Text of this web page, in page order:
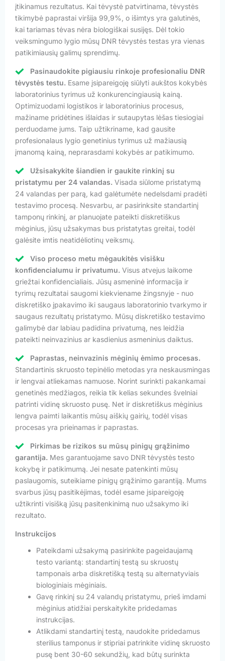
įtikinamus rezultatus. Kai tėvystė patvirtinama, tėvystės
tikimybė paprastai viršija 99,9%, o išimtys yra galutinės,
kai tariamas tėvas nėra biologiškai susijęs. Dėl tokio
veiksmingumo lygio mūsų DNR tėvystės testas yra vienas
patikimiausių galimų sprendimų.
Pasinaudokite pigiausiu rinkoje profesionaliu DNR
tėvystės testu. Esame įsipareigoję siūlyti aukštos kokybės
laboratorinius tyrimus už konkurencingiausią kainą.
Optimizuodami logistikos ir laboratorinius procesus,
mažiname pridėtines išlaidas ir sutaupytas lėšas tiesiogiai
perduodame jums. Taip užtikriname, kad gausite
profesionalaus lygio genetinius tyrimus už mažiausią
įmanomą kainą, neprarasdami kokybės ar patikimumo.
Užsisakykite šiandien ir gaukite rinkinį su
pristatymu per 24 valandas. Visada siūlome pristatymą
24 valandas per parą, kad galėtumėte nedelsdami pradėti
testavimo procesą. Nesvarbu, ar pasirinksite standartinį
tamponų rinkinį, ar planuojate pateikti diskretiškus
mėginius, jūsų užsakymas bus pristatytas greitai, todėl
galėsite imtis neatidėliotinų veiksmų.
Viso proceso metu mėgaukitės visišku
konfidencialumu ir privatumu. Visus atvejus laikome
griežtai konfidencialiais. Jūsų asmeninė informacija ir
tyrimų rezultatai saugomi kiekviename žingsnyje - nuo
diskretiško įpakavimo iki saugaus laboratorinio tvarkymo ir
saugaus rezultatų pristatymo. Mūsų diskretiško testavimo
galimybė dar labiau padidina privatumą, nes leidžia
pateikti neinvazinius ar kasdienius asmeninius daiktus.
Paprastas, neinvazinis mėginių ėmimo procesas.
Standartinis skruosto tepinėlio metodas yra neskausmingas
ir lengvai atliekamas namuose. Norint surinkti pakankamai
genetinės medžiagos, reikia tik kelias sekundes švelniai
patrinti vidinę skruosto pusę. Net ir diskretiškus mėginius
lengva paimti laikantis mūsų aiškių gairių, todėl visas
procesas yra prieinamas ir paprastas.
Pirkimas be rizikos su mūsų pinigų grąžinimo
garantija. Mes garantuojame savo DNR tėvystės testo
kokybę ir patikimumą. Jei nesate patenkinti mūsų
paslaugomis, suteikiame pinigų grąžinimo garantiją. Mums
svarbus jūsų pasitikėjimas, todėl esame įsipareigoję
užtikrinti visišką jūsų pasitenkinimą nuo užsakymo iki
rezultato.
Instrukcijos
Pateikdami užsakymą pasirinkite pageidaujamą
testo variantą: standartinį testą su skruostų
tamponais arba diskretišką testą su alternatyviais
biologiniais mėginiais.
Gavę rinkinį su 24 valandų pristatymu, prieš imdami
mėginius atidžiai perskaitykite pridedamas
instrukcijas.
Atlikdami standartinį testą, naudokite pridedamus
sterilius tamponus ir stipriai patrinkite vidinę skruosto
pusę bent 30-60 sekundžių, kad būtų surinkta